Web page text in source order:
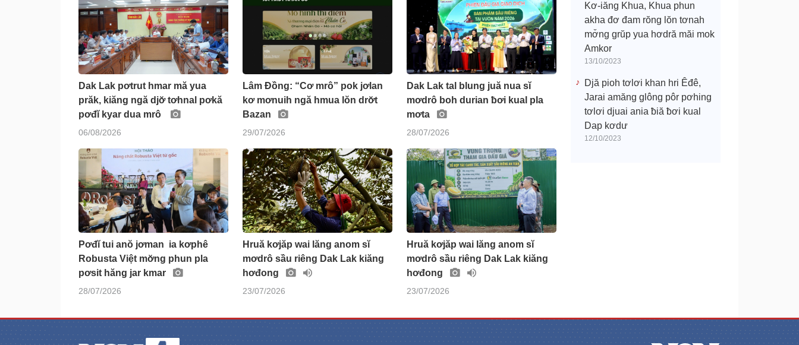
Dak Lak pơtrut hmar mă yua
prăk, kiăng ngă djơ̆ tơhnal pơkă
pơđĭ kyar dua mrô
06/08/2026
Lâm Đồng: “Cơ mrô” pok jơlan
kơ mơnuih ngă hmua lŏn drơ̆t
Bazan
29/07/2026
Dak Lak tal blung juă nua sĭ
mơdrô boh durian ƀơi kual pla
mơta
28/07/2026
Pơđĭ tui anŏ jơman ia kơphê
Robusta Việt mơ̆ng phun pla
pơsit hăng jar kmar
28/07/2026
Hruă kơjăp wai lăng anom sĭ
mơdrô sầu riêng Dak Lak kiăng
hơđong
23/07/2026
Hruă kơjăp wai lăng anom sĭ
mơdrô sầu riêng Dak Lak kiăng
hơđong
23/07/2026
Kơ-iăng Khua, Khua phun
akha đơ đam rŏng lŏn tơnah
mơ̆ng grŭp yua hơdră măi mok
Amkor
13/10/2023
Djă pioh tơlơi khan hri Êđê,
Jarai amăng glông pôr pơhing
tơlơi djuai ania ƀiă ƀơi kual
Dap kơdư
12/10/2023